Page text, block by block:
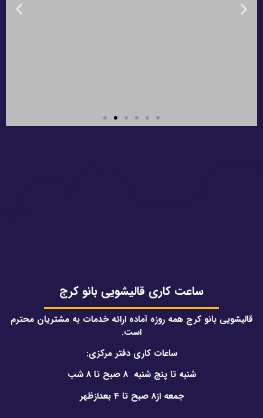
ساعت کاری قالیشویی بانو کرج
قالیشویی بانو کرج همه روزه آماده ارائه خدمات به مشتریان محترم
است.
ساعات کاری دفتر مرکزی:
شنبه تا پنج شنبه 8 صبح تا 8 شب
جمعه از8 صبح تا 4 بعدازظهر